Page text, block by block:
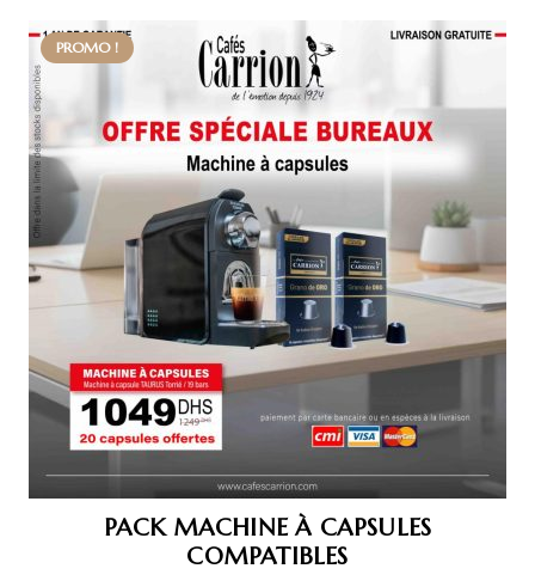
PROMO !
PACK MACHINE À CAPSULES
COMPATIBLES